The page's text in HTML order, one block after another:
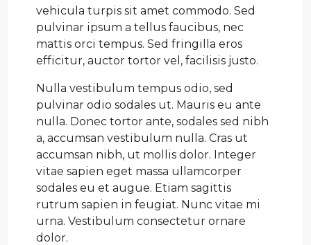
vehicula turpis sit amet commodo. Sed
pulvinar ipsum a tellus faucibus, nec
mattis orci tempus. Sed fringilla eros
efficitur, auctor tortor vel, facilisis justo.
Nulla vestibulum tempus odio, sed
pulvinar odio sodales ut. Mauris eu ante
nulla. Donec tortor ante, sodales sed nibh
a, accumsan vestibulum nulla. Cras ut
accumsan nibh, ut mollis dolor. Integer
vitae sapien eget massa ullamcorper
sodales eu et augue. Etiam sagittis
rutrum sapien in feugiat. Nunc vitae mi
urna. Vestibulum consectetur ornare
dolor.